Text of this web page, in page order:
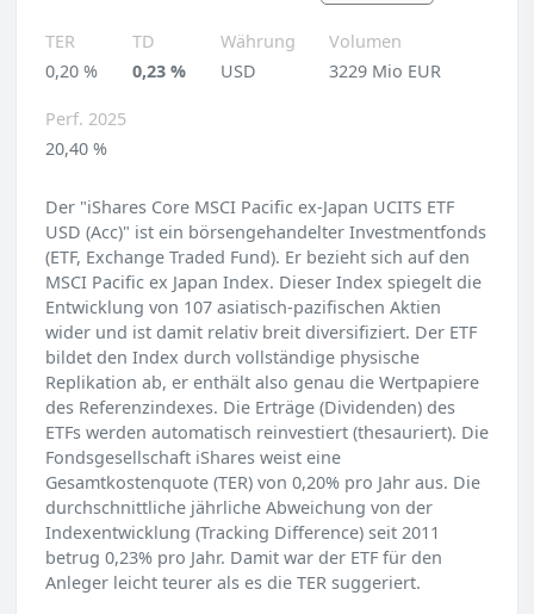
TER
0,20 %
TD
0,23 %
Währung
USD
Volumen
3229 Mio EUR
Perf. 2025
20,40 %
Der "iShares Core MSCI Pacific ex-Japan UCITS ETF
USD (Acc)" ist ein börsengehandelter Investmentfonds
(ETF, Exchange Traded Fund). Er bezieht sich auf den
MSCI Pacific ex Japan Index. Dieser Index spiegelt die
Entwicklung von 107 asiatisch-pazifischen Aktien
wider und ist damit relativ breit diversifiziert. Der ETF
bildet den Index durch vollständige physische
Replikation ab, er enthält also genau die Wertpapiere
des Referenzindexes. Die Erträge (Dividenden) des
ETFs werden automatisch reinvestiert (thesauriert). Die
Fondsgesellschaft iShares weist eine
Gesamtkostenquote (TER) von 0,20% pro Jahr aus. Die
durchschnittliche jährliche Abweichung von der
Indexentwicklung (Tracking Difference) seit 2011
betrug 0,23% pro Jahr. Damit war der ETF für den
Anleger leicht teurer als es die TER suggeriert.